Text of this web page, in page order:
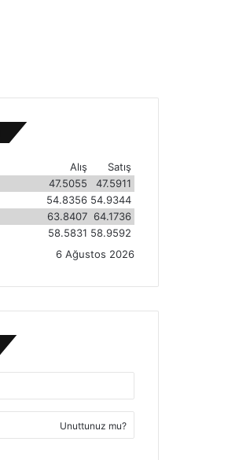
Satış
Alış
47.5911
47.5055
54.9344
54.8356
64.1736
63.8407
58.9592
58.5831
6 Ağustos 2026
Unuttunuz mu?